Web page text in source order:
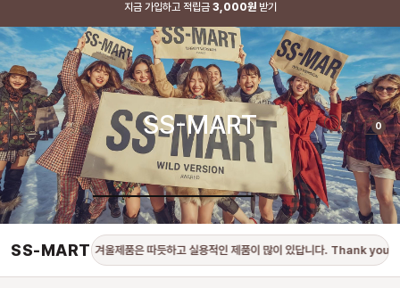
지금 가입하고 적립금 3,000원받기
SS-MART 0
SS-MART
감사합니다. 겨울제품은 따듯하고 실용적인 제품이 많이 있답니다.